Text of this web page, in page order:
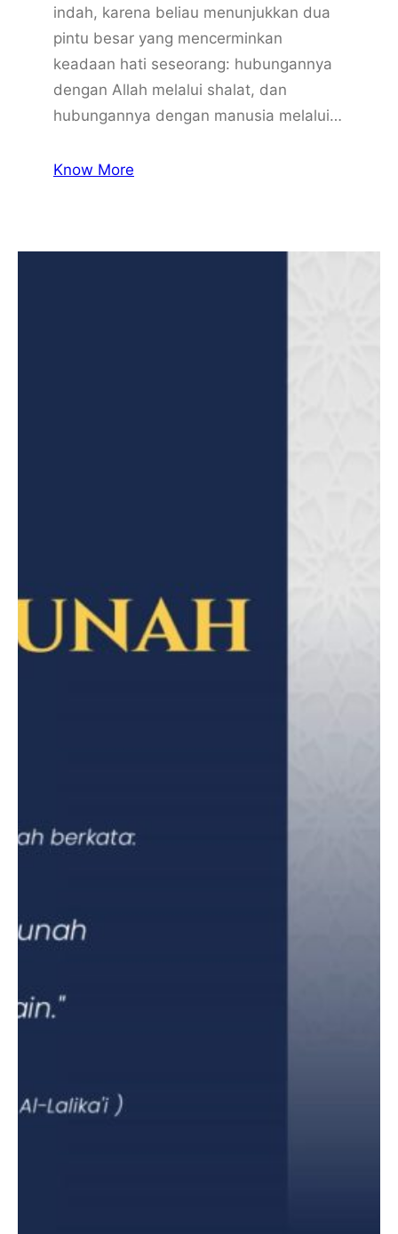
indah, karena beliau menunjukkan dua
pintu besar yang mencerminkan
keadaan hati seseorang: hubungannya
dengan Allah melalui shalat, dan
hubungannya dengan manusia melalui…
Know More